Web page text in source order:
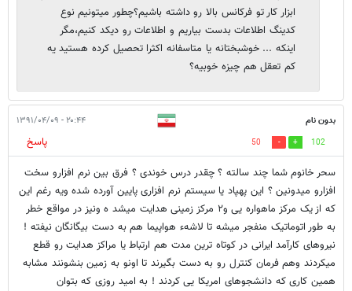
ابزار کار تو فرکانس بالا رو داشته باشیم؟چطور میتونیم نوع
کدینگ اطلاعات بدست بیاریم و اطلاعات رو دیکد کنیم،مگر
اینکه ... خوشبختانه یا متاسفانه اکثرا تحصیل کرده هستید یه
کم تعقل هم چیزه خوبیه؟
بدون نام ۲۰:۴۴ - ۱۳۹۱/۰۴/۰۹
102
50
پاسخ
سحر خانوم شما چند سالته ؟ چقدر درس خوندی ؟ فرق بین نرم افزارو سخت
افزارو میدونین ؟ این پهپاد یا سیستم نرم افزاری پایین آورده شده ویه رغم این
که از یک مرکز ماهواره یی و۲ مرکز زمینی هدایت میشد ه ونیز در مواقع خطر
به طور اتوماتیک منفجر میشه تا لاشهء هواپیما هم به دست بیگانگان نیفته !
نیروهای کارآمد ایرانی در کوتاه ترین مدت هم ارتباط یا مراکز هدایت رو قطع
میکردند وهم فرمان کنترل رو به دست بگیرند تا اونو به زمین بنشونند مشابه
همین کاری که دانشجوهای امریکا یی کردند ! به امید روزی که بتوان